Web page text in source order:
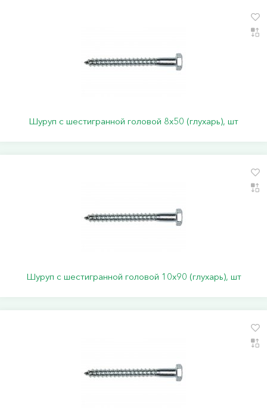
Шуруп с шестигранной головой 8х50 (глухарь), шт
Шуруп с шестигранной головой 10х90 (глухарь), шт